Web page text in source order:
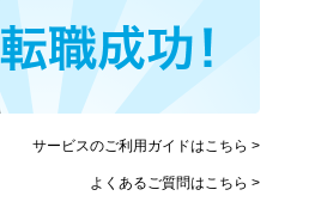
サービスのご利用ガイドはこちら >
よくあるご質問はこちら >